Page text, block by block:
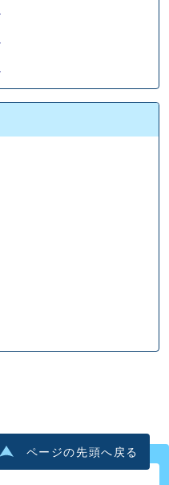
ページの先頭へ戻る